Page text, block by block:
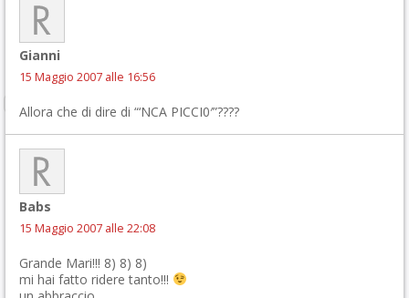
Gianni
15 Maggio 2007 alle 16:56
Allora che di dire di “‘NCA PICCI0′”????
Babs
15 Maggio 2007 alle 22:08
Grande Mari!!! 8) 8) 8)
mi hai fatto ridere tanto!!!